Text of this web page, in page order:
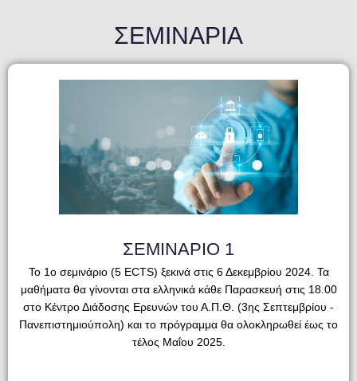
ΣΕΜΙΝΑΡΙΑ
ΣΕΜΙΝΑΡΙΟ 1
Το 1ο σεμινάριο (5 ECTS) ξεκινά στις 6 Δεκεμβρίου 2024. Τα
μαθήματα θα γίνονται στα ελληνικά κάθε Παρασκευή στις 18.00
στο Κέντρο Διάδοσης Ερευνών του Α.Π.Θ. (3ης Σεπτεμβρίου -
Πανεπιστημιούπολη) και το πρόγραμμα θα ολοκληρωθεί έως το
τέλος Μαΐου 2025.